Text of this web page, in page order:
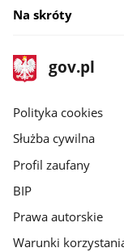
Na skróty
stopka
gov.pl
Strona
gov.pl
gov.pl
Polityka cookies
Służba cywilna
Profil zaufany
BIP
Prawa autorskie
Warunki